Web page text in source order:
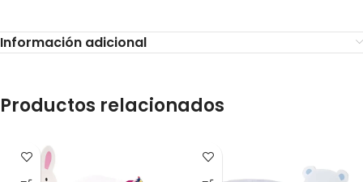
Información adicional
Productos relacionados